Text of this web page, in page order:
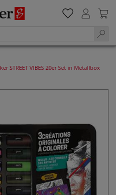
STREET VIBES 20er Set in Metallbox